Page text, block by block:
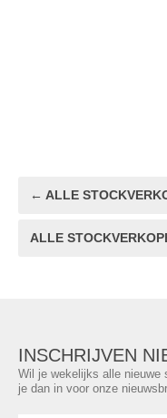
← ALLE
ALLE
INSCHRIJVEN
Wil je wekelijks alle nieuwe
je dan in voor onze